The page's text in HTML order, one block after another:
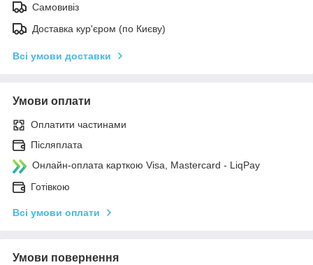
Самовивіз
Доставка кур'єром (по Києву)
Всі умови доставки
Умови оплати
Оплатити частинами
Післяплата
Онлайн-оплата карткою Visa, Mastercard - LiqPay
Готівкою
Всі умови оплати
Умови повернення